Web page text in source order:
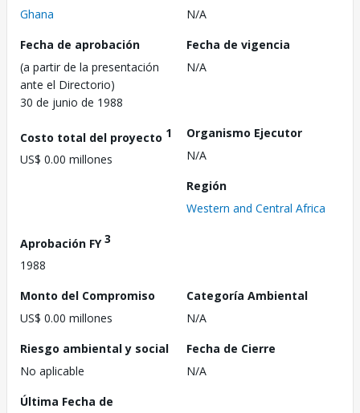
Ghana
N/A
Fecha de aprobación
(a partir de la presentación
ante el Directorio)
30 de junio de 1988
Fecha de vigencia
N/A
Costo total del proyecto 1
US$ 0.00 millones
Organismo Ejecutor
N/A
Región
Western and Central Africa
Aprobación FY3
1988
Monto del Compromiso
US$ 0.00 millones
Categoría Ambiental
N/A
Riesgo ambiental y social
No aplicable
Fecha de Cierre
N/A
Última Fecha de